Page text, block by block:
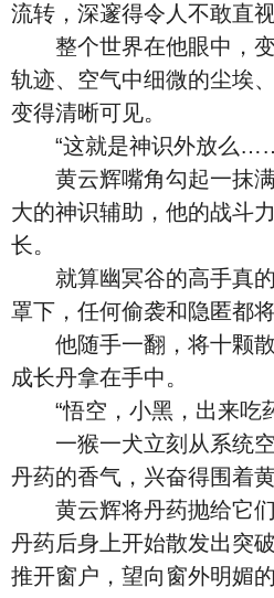
流转，深邃得令人不敢直视
整个世界在他眼中，变
轨迹、空气中细微的尘埃
变得清晰可见。
“这就是神识外放么
黄云辉嘴角勾起一抹满
大的神识辅助，他的战斗
长。
就算幽冥谷的高手真的
罩下，任何偷袭和隐匿都
他随手一翻，将十颗散
成长丹拿在手中。
“悟空，小黑，出来吃
一猴一犬立刻从系统空
丹药的香气，兴奋得围着
黄云辉将丹药抛给它们
丹药后身上开始散发出突
推开窗户，望向窗外明媚